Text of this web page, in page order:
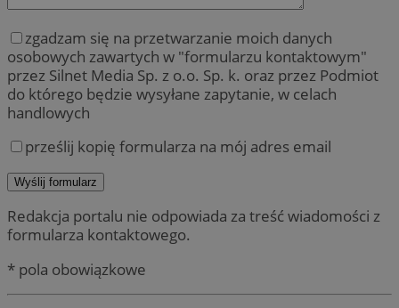
zgadzam się na przetwarzanie moich danych
osobowych zawartych w "formularzu kontaktowym"
przez Silnet Media Sp. z o.o. Sp. k. oraz przez Podmiot
do którego będzie wysyłane zapytanie, w celach
handlowych
prześlij kopię formularza na mój adres email
Redakcja portalu nie odpowiada za treść wiadomości z
formularza kontaktowego.
* pola obowiązkowe